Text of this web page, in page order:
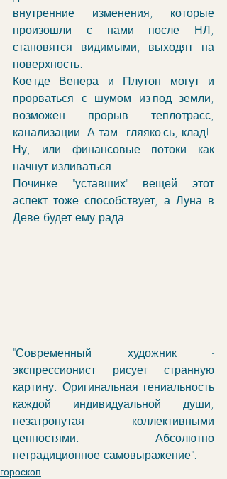
внутренние изменения, которые
произошли с нами после НЛ,
становятся видимыми, выходят на
поверхность.
Кое-где Венера и Плутон могут и
прорваться с шумом из-под земли,
возможен прорыв теплотрасс,
канализации. А там - гляяко-сь, клад!
Ну, или финансовые потоки как
начнут изливаться!
Починке "уставших" вещей этот
аспект тоже способствует, а Луна в
Деве будет ему рада.
"Современный художник -
экспрессионист рисует странную
картину. Оригинальная гениальность
каждой индивидуальной души,
незатронутая коллективными
ценностями. Абсолютно
нетрадиционное самовыражение".
гороскоп